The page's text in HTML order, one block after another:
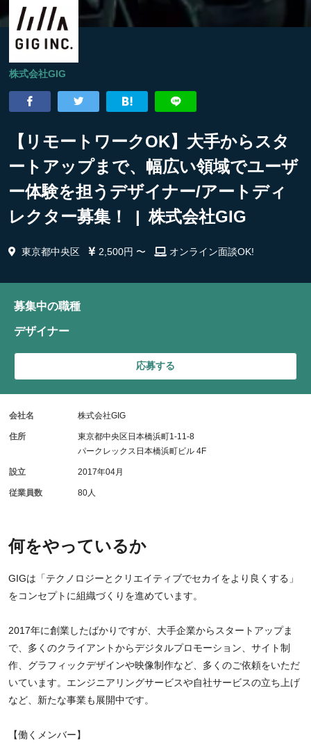
株式会社GIG
【リモートワークOK】大手からスタ
ートアップまで、幅広い領域でユーザ
ー体験を担うデザイナー/アートディ
レクター募集！ | 株式会社GIG
東京都中央区 2,500円 〜 オンライン面談OK!
何をやっているか
GIGは「テクノロジーとクリエイティブでセカイをより良くする」
をコンセプトに組織づくりを進めています。
2017年に創業したばかりですが、大手企業からスタートアップま
で、多くのクライアントからデジタルプロモーション、サイト制
作、グラフィックデザインや映像制作など、多くのご依頼をいただ
いています。エンジニアリングサービスや自社サービスの立ち上げ
など、新たな事業も展開中です。
【働くメンバー】
募集中の職種
デザイナー
応募する
会社名 株式会社GIG
住所
東京都中央区日本橋浜町1-11-8
パークレックス日本橋浜町ビル 4F
設立 2017年04月
従業員数 80人